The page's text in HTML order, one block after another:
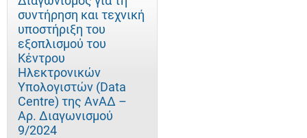
συντήρηση και τεχνική
υποστήριξη του
εξοπλισμού του
Κέντρου
Ηλεκτρονικών
Υπολογιστών (Data
Centre) της ΑνΑΔ –
Αρ. Διαγωνισμού
9/2024